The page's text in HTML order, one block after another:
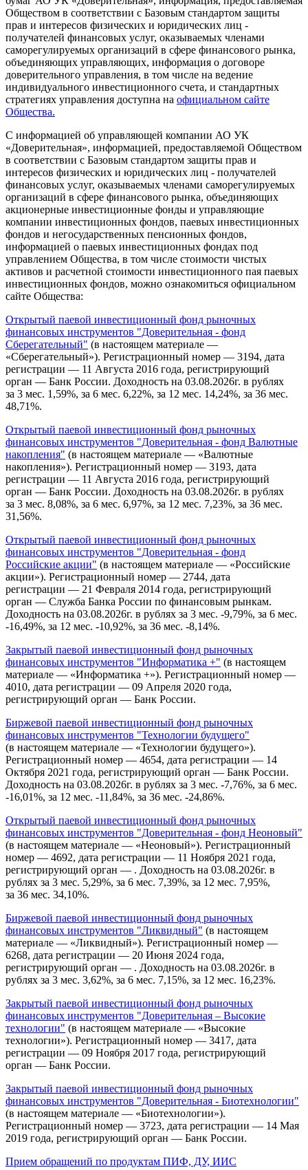
Обществом в соответствии с Базовым стандартом защиты
прав и интересов физических и юридических лиц -
получателей финансовых услуг, оказываемых членами
саморегулируемых организаций в сфере финансового рынка,
объединяющих управляющих, информация о договоре
доверительного управления, в том числе на ведение
индивидуального инвестиционного счета, и стандартных
стратегиях управления доступна на официальном сайте
Общества.
С информацией об управляющей компании АО УК
«Доверительная», информацией, предоставляемой Обществом
в соответствии с Базовым стандартом защиты прав и
интересов физических и юридических лиц - получателей
финансовых услуг, оказываемых членами саморегулируемых
организаций в сфере финансового рынка, объединяющих
акционерные инвестиционные фонды и управляющие
компании инвестиционных фондов, паевых инвестиционных
фондов и негосударственных пенсионных фондов,
информацией о паевых инвестиционных фондах под
управлением Общества, в том числе стоимости чистых
активов и расчетной стоимости инвестиционного пая паевых
инвестиционных фондов, можно ознакомиться официальном
сайте Общества:
Открытый паевой инвестиционный фонд рыночных
финансовых инструментов "Доверительная - фонд
Сберегательный" (в настоящем материале —
«Сберегательный»). Регистрационный номер — 3194, дата
регистрации — 11 Августа 2016 года, регистрирующий
орган — Банк России. Доходность на 03.08.2026г. в рублях
за 3 мес. 1,59%, за 6 мес. 6,22%, за 12 мес. 14,24%, за 36 мес.
48,71%.
Открытый паевой инвестиционный фонд рыночных
финансовых инструментов "Доверительная - фонд Валютные
накопления" (в настоящем материале — «Валютные
накопления»). Регистрационный номер — 3193, дата
регистрации — 11 Августа 2016 года, регистрирующий
орган — Банк России. Доходность на 03.08.2026г. в рублях
за 3 мес. 8,08%, за 6 мес. 6,97%, за 12 мес. 7,23%, за 36 мес.
31,56%.
Открытый паевой инвестиционный фонд рыночных
финансовых инструментов "Доверительная - фонд
Российские акции" (в настоящем материале — «Российские
акции»). Регистрационный номер — 2744, дата
регистрации — 21 Февраля 2014 года, регистрирующий
орган — Служба Банка России по финансовым рынкам.
Доходность на 03.08.2026г. в рублях за 3 мес. -9,79%, за 6 мес.
-16,49%, за 12 мес. -10,92%, за 36 мес. -8,14%.
Закрытый паевой инвестиционный фонд рыночных
финансовых инструментов "Информатика +" (в настоящем
материале — «Информатика +»). Регистрационный номер —
4010, дата регистрации — 09 Апреля 2020 года,
регистрирующий орган — Банк России.
Биржевой паевой инвестиционный фонд рыночных
финансовых инструментов "Технологии будущего"
(в настоящем материале — «Технологии будущего»).
Регистрационный номер — 4654, дата регистрации — 14
Октября 2021 года, регистрирующий орган — Банк России.
Доходность на 03.08.2026г. в рублях за 3 мес. -7,76%, за 6 мес.
-16,01%, за 12 мес. -11,84%, за 36 мес. -24,86%.
Открытый паевой инвестиционный фонд рыночных
финансовых инструментов "Доверительная - фонд Неоновый"
(в настоящем материале — «Неоновый»). Регистрационный
номер — 4692, дата регистрации — 11 Ноября 2021 года,
регистрирующий орган — . Доходность на 03.08.2026г. в
рублях за 3 мес. 5,29%, за 6 мес. 7,39%, за 12 мес. 7,95%,
за 36 мес. 34,10%.
Биржевой паевой инвестиционный фонд рыночных
финансовых инструментов "Ликвидный" (в настоящем
материале — «Ликвидный»). Регистрационный номер —
6268, дата регистрации — 20 Июня 2024 года,
регистрирующий орган — . Доходность на 03.08.2026г. в
рублях за 3 мес. 3,62%, за 6 мес. 7,15%, за 12 мес. 16,23%.
Закрытый паевой инвестиционный фонд рыночных
финансовых инструментов "Доверительная – Высокие
технологии" (в настоящем материале — «Высокие
технологии»). Регистрационный номер — 3417, дата
регистрации — 09 Ноября 2017 года, регистрирующий
орган — Банк России.
Закрытый паевой инвестиционный фонд рыночных
финансовых инструментов "Доверительная - Биотехнологии"
(в настоящем материале — «Биотехнологии»).
Регистрационный номер — 3723, дата регистрации — 14 Мая
2019 года, регистрирующий орган — Банк России.
Прием обращений по продуктам ПИФ, ДУ, ИИС